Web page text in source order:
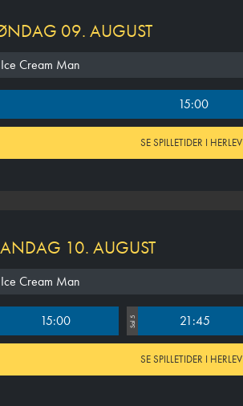
09. AUGUST
Ice Cream Man
15:00
SE SPILLETIDER I HERLEV
10. AUGUST
Ice Cream Man
15:00 Sal 5 21:45
SE SPILLETIDER I HERLEV